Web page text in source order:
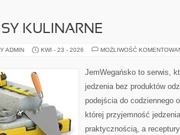
KULINARNE
ADMIN KWI - 23 - 2026 MOŻLIWOŚĆ
JemWegańsko to serwis,
jedzenia bez produktów
podejścia do codziennego
której przyjemność
praktycznością, a